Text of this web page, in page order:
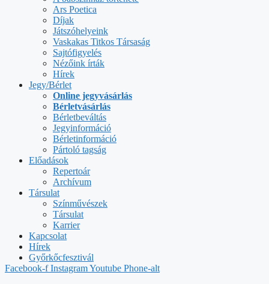
Ars Poetica
Díjak
Játszóhelyeink
Vaskakas Titkos Társaság
Sajtófigyelés
Nézőink írták
Hírek
Jegy/Bérlet
Online jegyvásárlás
Bérletvásárlás
Bérletbeváltás
Jegyinformáció
Bérletinformáció
Pártoló tagság
Előadások
Repertoár
Archívum
Társulat
Színművészek
Társulat
Karrier
Kapcsolat
Hírek
Győrkőcfesztivál
Facebook-f InstagramYoutube Phone-alt